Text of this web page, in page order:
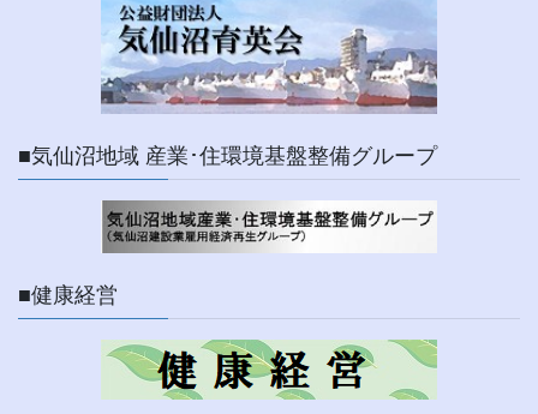
■気仙沼地域 産業･住環境基盤整備グループ
■健康経営